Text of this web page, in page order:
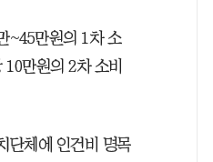
~45만원의 1차 소
만원의 2차 소비
단체에 인건비 명목